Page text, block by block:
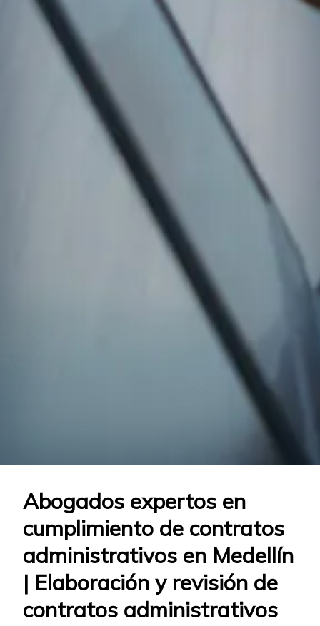
Abogados expertos en
cumplimiento de contratos
administrativos en Medellín
| Elaboración y revisión de
contratos administrativos